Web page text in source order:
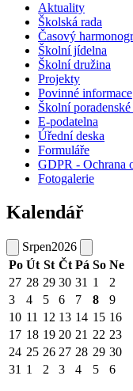
Aktuality
Školská rada
Časový
Školní jídelna
Školní družina
Projekty
Povinné informace
Školní
E-podatelna
Úřední deska
Formuláře
GDPR - Ochrana
Fotogalerie
Kalendář
Srpen2026
Po Út St Čt Pá So Ne
27 28 29 30 31 1
2
3
4 5 6 7 8
9
10 11 12 13 14 15 16
17 18 19 20 21 22 23
24 25 26 27 28 29 30
31 1 2 3 4 5 6